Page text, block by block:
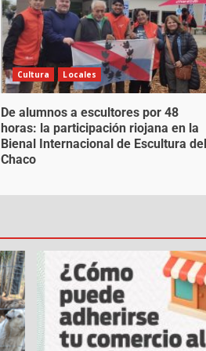
Cultura Locales
De alumnos a escultores por 48
horas: la participación riojana en la
Bienal Internacional de Escultura del
Chaco